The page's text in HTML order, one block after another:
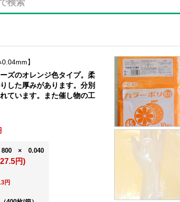
0.04mm
ズのオレンジ色タイプ。柔
した厚みがあります。分別
ています。また催し物の工
× 0.040
円)
円